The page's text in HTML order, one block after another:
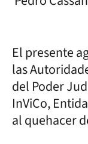
El presente
las
del Poder
InViCo,
al quehacer